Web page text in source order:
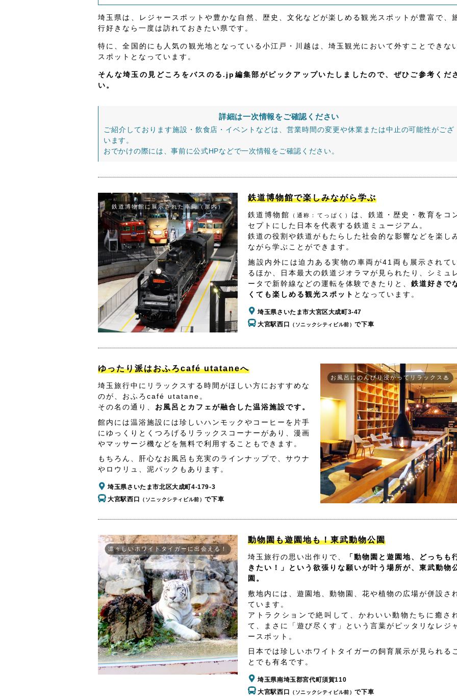
埼玉県は、レジャースポットや豊かな自然、歴史、文化などが楽しめる観光スポットが豊富で、
行好きなら一度は訪れておきたい県です。
特に、全国的にも人気の観光地となっている小江戸・川越は、埼玉観光において外すことできな
スポットとなっています。
そんな埼玉の見どころをバスのる.jp編集部がピックアップいたしましたので、ぜひご参考くだ
い。
詳細は一次情報をご確認ください
ご紹介しております施設・飲食店・イベントなどは、営業時間の変更や休業または中止の可能性がござ
います。
おでかけの際には、事前に公式HPなどで一次情報をご確認ください。
鉄道博物館に展示された車両（屋内）
鉄道博物館で楽しみながら学ぶ
鉄道博物館 （通称：てっぱく） は、鉄道・歴史・教育をコ
セプトにした日本を代表する鉄道ミュージアム。
鉄道の役割や鉄道がもたらした社会的な影響などを楽し
ながら学ぶことができます。
施設内外には迫力ある実物の車両が41両も展示されて
るほか、日本最大の鉄道ジオラマが見られたり、シミュ
ータで新幹線などの運転を体験できたりと、 鉄道好きで
くても楽しめる観光スポット となっています。
埼玉県さいたま市大宮区大成町3-47
大宮駅西口
（ソニックシティビル前）で下車
ゆったり派はおふろcafé utataneへ
埼玉旅行中にリラックスする時間がほしい方におすすめな
のが、おふろcafé utatane。
その名の通り、 お風呂とカフェが融合した温浴施設です。
館内には温浴施設には珍しいハンモックやコーヒーを片手
にゆっくりとくつろげるリラックスコーナーがあり、漫画
やマッサージ機などを無料で利用することもできます。
もちろん、肝心なお風呂も充実のラインナップで、サウナ
やロウリュ、泥パックもあります。
埼玉県さいたま市北区大成町4-179-3
大宮駅西口
（ソニックシティビル前）で下車
お風呂にのんびり浸かってリラックス♨
凛々しいホワイトタイガーに出会える！
動物園も遊園地も！東武動物公園
埼玉旅行の思い出作りで、
「動物園と遊園地、どっちも
きたい！」という欲張りな願いが叶う場所が、東武動物
園。
敷地内には、遊園地、動物園、花や植物の広場が併設さ
ています。
アトラクションで絶叫して、かわいい動物たちに癒さ
て、まさに「遊び尽くす」という言葉がピッタリなレジ
ースポット。
日本では珍しいホワイトタイガーの飼育展示が見られる
とでも有名です。
埼玉県南埼玉郡宮代町須賀110
大宮駅西口
（ソニックシティビル前）で下車